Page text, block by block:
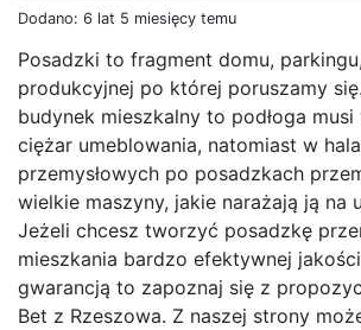
Dodano: 6 lat 5 miesięcy temu
Posadzki to fragment domu,
produkcyjnej po której poruszamy
budynek mieszkalny to podłoga
ciężar umeblowania, natomiast w
przemysłowych po posadzkach
wielkie maszyny, jakie narażają ją na
Jeżeli chcesz tworzyć posadzkę
mieszkania bardzo efektywnej jakości
gwarancją to zapoznaj się z
Bet z Rzeszowa. Z naszej strony